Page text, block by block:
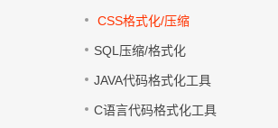
CSS格式化/压缩
SQL压缩/格式化
JAVA代码格式化工具
C语言代码格式化工具